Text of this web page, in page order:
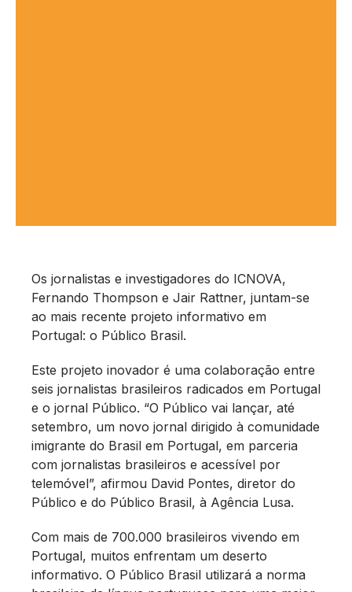
Os jornalistas e investigadores do ICNOVA,
Fernando Thompson e Jair Rattner, juntam-se
ao mais recente projeto informativo em
Portugal: o Público Brasil.
Este projeto inovador é uma colaboração entre
seis jornalistas brasileiros radicados em Portugal
e o jornal Público. “O Público vai lançar, até
setembro, um novo jornal dirigido à comunidade
imigrante do Brasil em Portugal, em parceria
com jornalistas brasileiros e acessível por
telemóvel”, afirmou David Pontes, diretor do
Público e do Público Brasil, à Agência Lusa.
Com mais de 700.000 brasileiros vivendo em
Portugal, muitos enfrentam um deserto
informativo. O Público Brasil utilizará a norma